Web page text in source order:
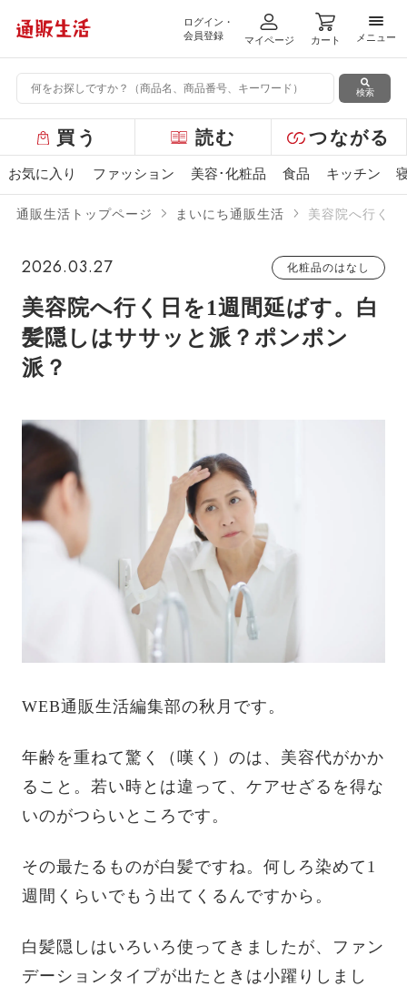
ログイン・
会員登録
マイページ カート
メ
メニュー
検索
ー
バ
買う 読む つながる
お気に入り ファッション 美容･化粧品 食品 キッチン
通販生活トップページ まいにち通販生活 美容院へ行く
2026.03.27 化粧品のはなし
美容院へ行く日を1週間延ばす。白
髪隠しはササッと派？ポンポン
派？
WEB通販生活編集部の秋月です。
年齢を重ねて驚く（嘆く）のは、美容代がかか
ること。若い時とは違って、ケアせざるを得な
いのがつらいところです。
その最たるものが白髪ですね。何しろ染めて1
週間くらいでもう出てくるんですから。
白髪隠しはいろいろ使ってきましたが、ファン
デーションタイプが出たときは小躍りしまし